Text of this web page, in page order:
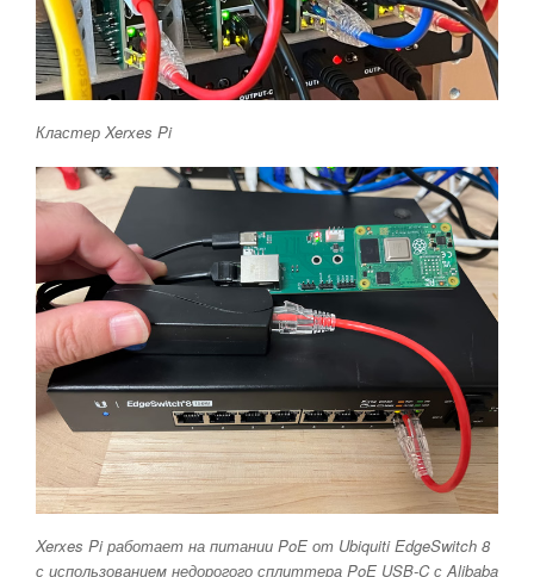
Кластер Xerxes Pi
Xerxes Pi работает на питании PoE от Ubiquiti EdgeSwitch 8
с использованием недорогого сплиттера PoE USB-C с Alibaba